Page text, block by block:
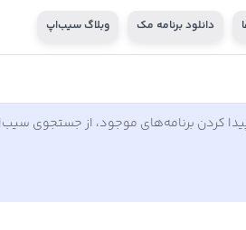
دانلود برنامه مک وبلاگ سیب‌اپ
کردن برنامه‌های موجود، از جستجوی